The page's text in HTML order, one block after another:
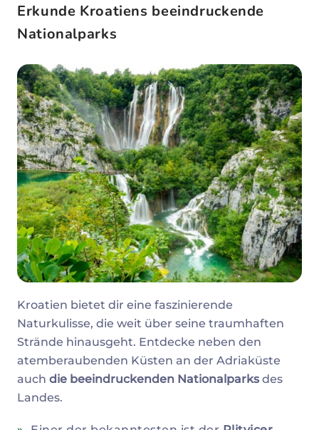
Erkunde Kroatiens beeindruckende
Nationalparks
Kroatien bietet dir eine faszinierende
Naturkulisse, die weit über seine traumhaften
Strände hinausgeht. Entdecke neben den
atemberaubenden Küsten an der Adriaküste
auch die beeindruckenden Nationalparksdes
Landes.